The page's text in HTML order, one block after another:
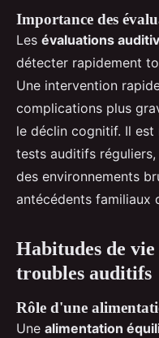
Importance des
Les évaluations
détecter rapidement
Une intervention
complications plus
le déclin cognitif. Il est
tests auditifs
des environnements
antécédents familiaux
Habitudes de
troubles auditifs
Rôle d'une
Une alimentation